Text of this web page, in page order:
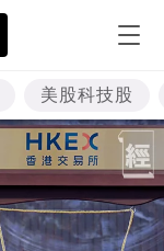
美股科技股